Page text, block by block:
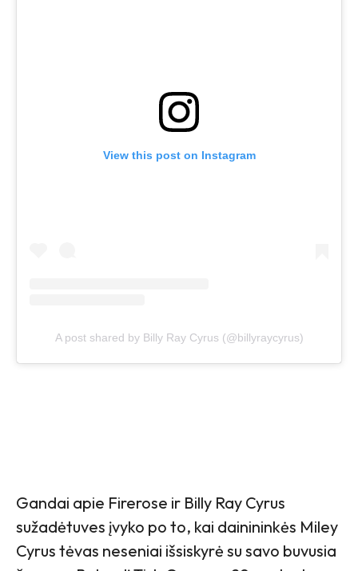
View this post on Instagram
A post shared by Billy Ray Cyrus (@billyraycyrus)
Gandai apie Firerose ir Billy Ray Cyrus
sužadėtuves įvyko po to, kai dainininkės Miley
Cyrus tėvas neseniai išsiskyrė su savo buvusia